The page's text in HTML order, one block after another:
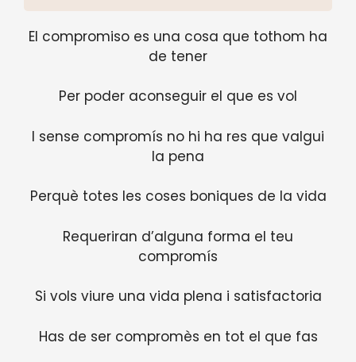
El compromiso es una cosa que tothom ha
de tener
Per poder aconseguir el que es vol
I sense compromís no hi ha res que valgui
la pena
Perquè totes les coses boniques de la vida
Requeriran d’alguna forma el teu
compromís
Si vols viure una vida plena i satisfactoria
Has de ser compromès en tot el que fas